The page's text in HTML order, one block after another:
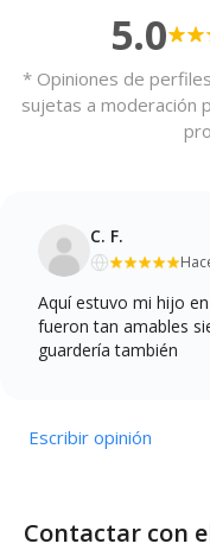
5.0
* Opiniones de
sujetas a moderación
C. F.
Aquí estuvo mi hijo
fueron tan amables
guardería también
Escribir opinión
Contactar con